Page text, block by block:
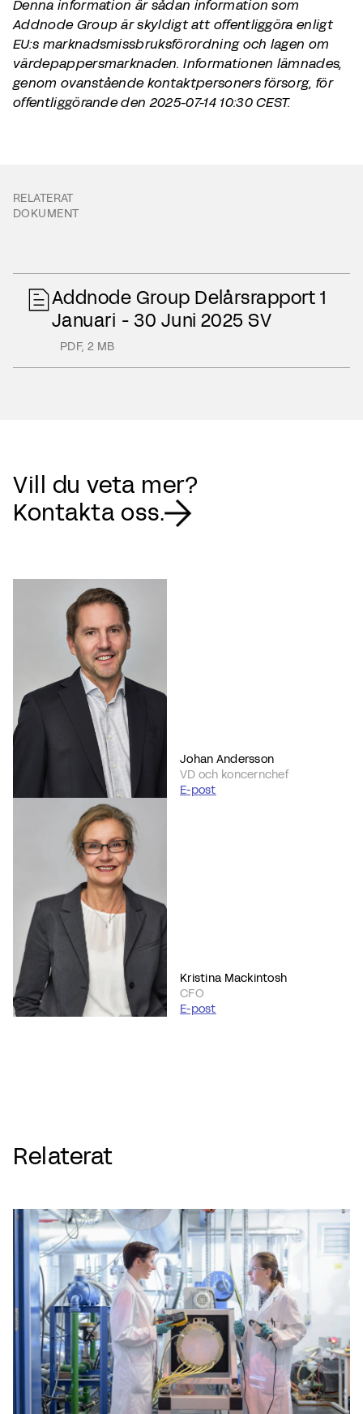
Denna information är sådan information som
Addnode Group är skyldigt att offentliggöra enligt
EU:s marknadsmissbruksförordning och lagen om
värdepappersmarknaden. Informationen lämnades,
genom ovanstående kontaktpersoners försorg, för
offentliggörande den 2025-07-14 10:30 CEST.
RELATERAT
DOKUMENT
Addnode Group Delårsrapport 1
Januari - 30 Juni 2025 SV
PDF,2 MB
Vill du veta mer?
Kontakta oss.
Johan Andersson
VD och koncernchef
E-post
Kristina Mackintosh
CFO
E-post
Relaterat